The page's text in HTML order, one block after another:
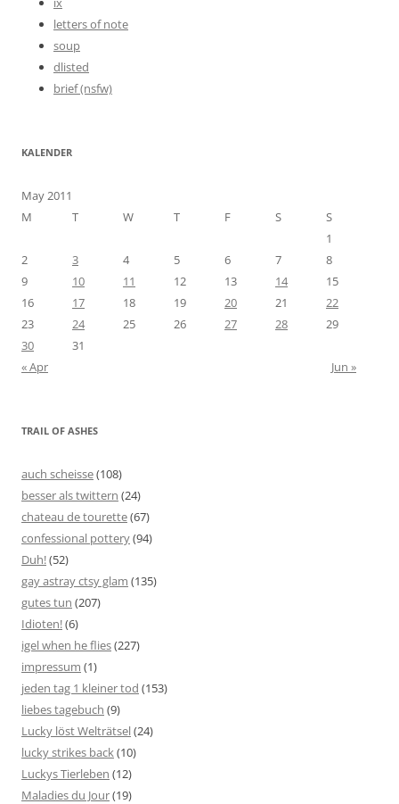
letters of note
soup
dlisted
brief (nsfw)
KALENDER
May 2011
M
T W T F S
S
1
2
3 4 5 6 7
8
9
10 11 12 13 14
15
16
17 18 19 20 21
22
23
24 25 26 27 28
29
30
31
« Apr
Jun »
TRAIL OF ASHES
auch scheisse(108)
besser als twittern (24)
chateau de tourette(67)
confessional pottery(94)
Duh!(52)
gay astray ctsy glam (135)
gutes tun (207)
Idioten!(6)
igel when he flies(227)
impressum (1)
jeden tag 1 kleiner tod (153)
liebes tagebuch (9)
Lucky löst Welträtsel(24)
lucky strikes back(10)
Luckys Tierleben (12)
Maladies du Jour(19)